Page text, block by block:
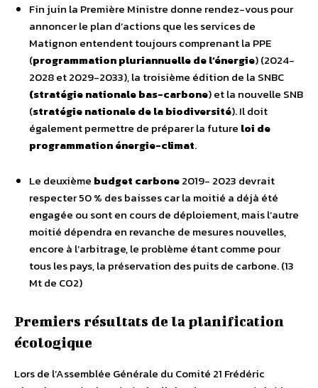
Fin juin la Première Ministre donne rendez-vous pour
annoncer le plan d’actions que les services de
Matignon entendent toujours comprenant la PPE
(programmation pluriannuelle de l’énergie) (2024-
2028 et 2029-2033), la troisième édition de la SNBC
(stratégie nationale bas-carbone) et la nouvelle SNB
(stratégie nationale de la biodiversité). Il doit
également permettre de préparer la future loi de
programmation énergie-climat.
Le deuxième budget carbone2019- 2023 devrait
respecter 50 % des baisses car la moitié a déjà été
engagée ou sont en cours de déploiement, mais l’autre
moitié dépendra en revanche de mesures nouvelles,
encore à l’arbitrage, le problème étant comme pour
tous les pays, la préservation des puits de carbone. (13
Mt de CO2)
Premiers résultats de la planification
écologique
Lors de l’Assemblée Générale du Comité 21 Frédéric